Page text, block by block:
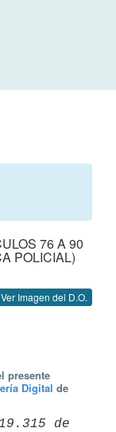
76 A 90
POLICIAL)
Ver Imagen del D.O.
presente
Digital de
de